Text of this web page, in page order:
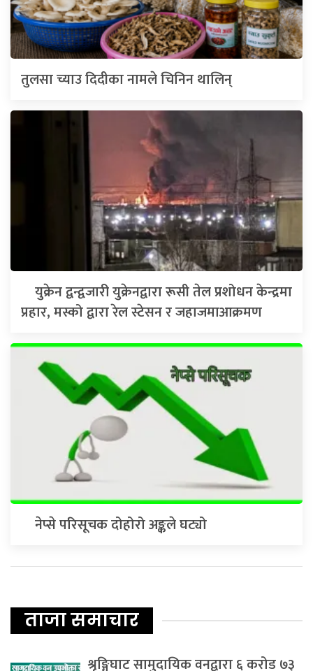
तुलसा च्याउ दिदीका नामले चिनिन थालिन्
युक्रेन द्वन्द्वजारी युक्रेनद्वारा रूसी तेल प्रशोधन केन्द्रमा
प्रहार, मस्को द्वारा रेल स्टेसन र जहाजमाआक्रमण
नेप्से परिसूचक दोहोरो अङ्कले घट्यो
ताजा समाचार
श्रृङ्गिघाट सामुदायिक वनद्वारा ६ करोड ७३